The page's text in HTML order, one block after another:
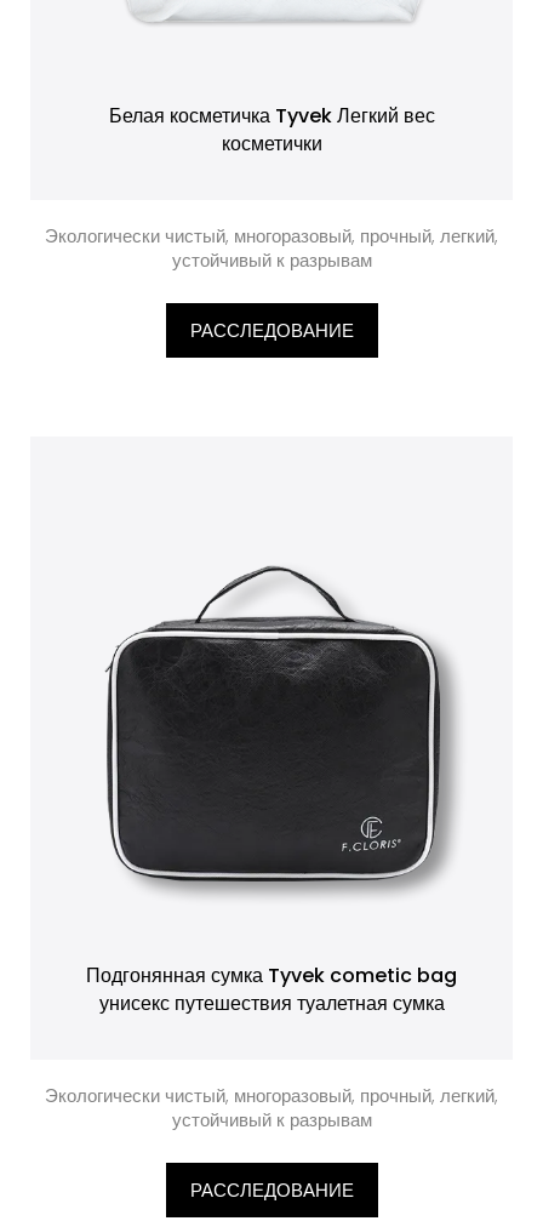
Белая косметичка Tyvek Легкий вес
косметички
Экологически чистый, многоразовый, прочный, легкий,
устойчивый к разрывам
РАССЛЕДОВАНИЕ
Подгонянная сумка Tyvek cometic bag
унисекс путешествия туалетная сумка
Экологически чистый, многоразовый, прочный, легкий,
устойчивый к разрывам
РАССЛЕДОВАНИЕ